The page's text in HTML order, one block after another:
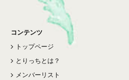
コンテンツ
トップページ
とりっちとは？
メンバーリスト